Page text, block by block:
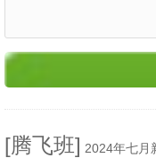
[腾飞班] 2024年七月